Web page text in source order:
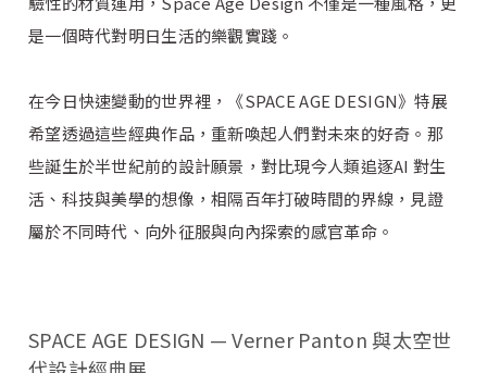
是一個時代對明日生活的樂觀實踐。
在今日快速變動的世界裡，《SPACE AGE DESIGN》特展
希望透過這些經典作品，重新喚起人們對未來的好奇。那
些誕生於半世紀前的設計願景，對比現今人類追逐AI 對生
活、科技與美學的想像，相隔百年打破時間的界線，見證
屬於不同時代、向外征服與向內探索的感官革命。
SPACE AGE DESIGN — Verner Panton 與太空世